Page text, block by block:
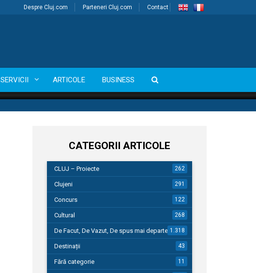
Despre Cluj.com Parteneri Cluj.com Contact
SERVICII ARTICOLE BUSINESS
CATEGORII ARTICOLE
CLUJ – Proiecte 262
Clujeni 291
Concurs 122
Cultural 268
De Facut, De Vazut, De spus mai departe…1.318
Destinații 43
Fără categorie 11